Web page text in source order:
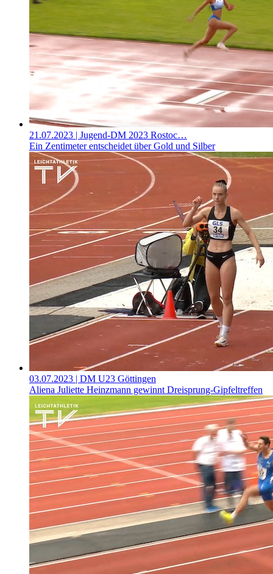
21.07.2023 | Jugend-DM 2023 Rostoc…
Ein Zentimeter entscheidet über Gold und Silber
03.07.2023 | DM U23 Göttingen
Aliena Juliette Heinzmann gewinnt Dreisprung-Gipfeltreffen